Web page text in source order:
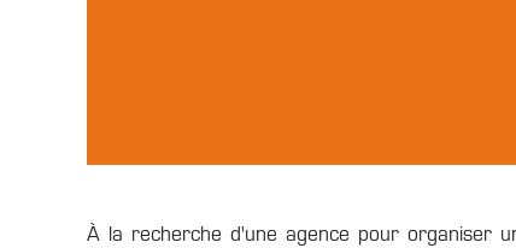
À la recherche d'une agence pour organiser